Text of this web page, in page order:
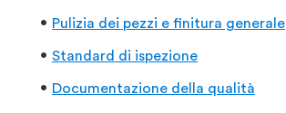
Pulizia dei pezzi e finitura generale
Standard di ispezione
Documentazione della qualità